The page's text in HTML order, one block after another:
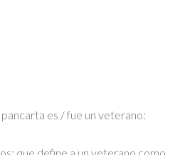
es / fue un veterano:
que define a un veterano como